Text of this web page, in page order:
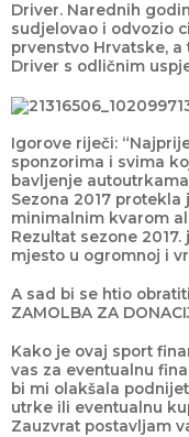
Driver. Narednih
sudjelovao i odvozio
prvenstvo Hrvatske,
Driver s odličnim
Igorove riječi:
sponzorima i svima
bavljenje
Sezona 2017
minimalnim kvarom
Rezultat sezone
mjesto u ogromnoj i
A sad bi se htio
ZAMOLBA ZA
Kako je ovaj sport
vas za eventualnu
bi mi olakšala
utrke ili eventualnu
Zauzvrat postavljam